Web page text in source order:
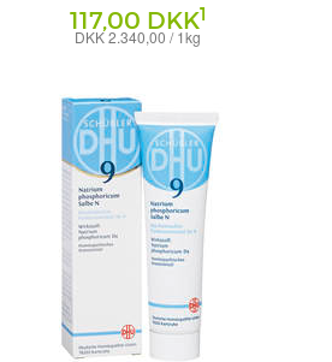
117,00 DKK1
DKK 2.340,00 / 1kg